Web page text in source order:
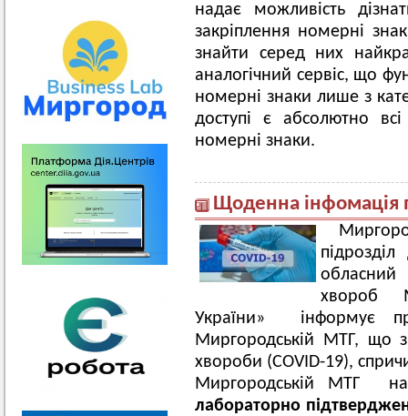
надає можливість
закріплення номерні
знайти серед них
аналогічний сервіс, що
номерні знаки лише з
доступі є абсолютно
номерні знаки.
Щоденна інфомація
обласний
хвороб
України» інформує
Миргородській МТГ, що з
хвороби (COVID-19),
Миргородській МТГ
лабораторно